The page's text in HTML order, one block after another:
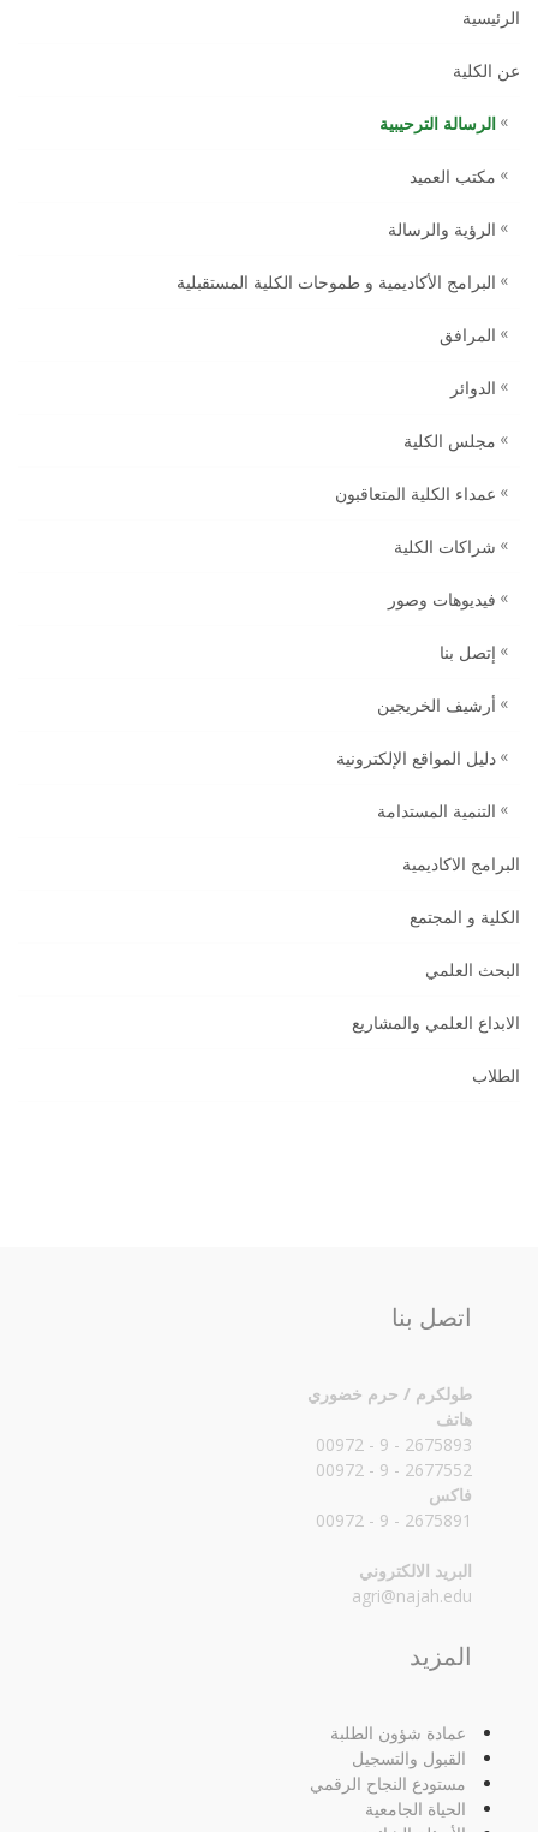
الرئيسية
عن الكلية
الرسالة الترحيبية
مكتب العميد
الرؤية والرسالة
البرامج الأكاديمية و طموحات الكلية المستقبلية
المرافق
الدوائر
مجلس الكلية
عمداء الكلية المتعاقبون
شراكات الكلية
فيديوهات وصور
إتصل بنا
أرشيف الخريجين
دليل المواقع الإلكترونية
التنمية المستدامة
البرامج الاكاديمية
الكلية و المجتمع
البحث العلمي
الابداع العلمي والمشاريع
الطلاب
اتصل بنا
طولكرم / حرم خضوري
هاتف
2675893 - 9 - 00972
2677552 - 9 - 00972
فاكس
2675891 - 9 - 00972
البريد الالكتروني
agri@najah.edu
المزيد
عمادة شؤون الطلبة
القبول والتسجيل
مستودع النجاح الرقمي
الحياة الجامعية